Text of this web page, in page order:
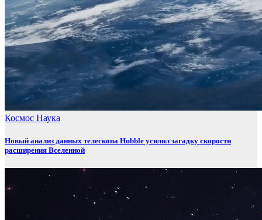
Космос Наука
Новый анализ данных телескопа Hubble усилил загадку скорости
расширения Вселенной